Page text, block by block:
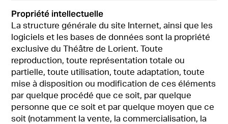
Propriété intellectuelle
La structure générale du site Internet, ainsi que les
logiciels et les bases de données sont la propriété
exclusive du Théâtre de Lorient. Toute
reproduction, toute représentation totale ou
partielle, toute utilisation, toute adaptation, toute
mise à disposition ou modification de ces éléments
par quelque procédé que ce soit, par quelque
personne que ce soit et par quelque moyen que ce
soit (notamment la vente, la commercialisation, la